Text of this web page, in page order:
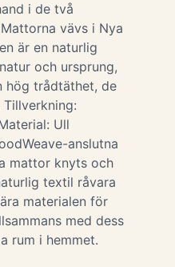
i de två
vävs i Nya
är en naturlig
och ursprung,
hög trådtäthet, de
Ull
anslutna
mattor knyts och
textil råvara
materialen för
med dess
rum i hemmet.